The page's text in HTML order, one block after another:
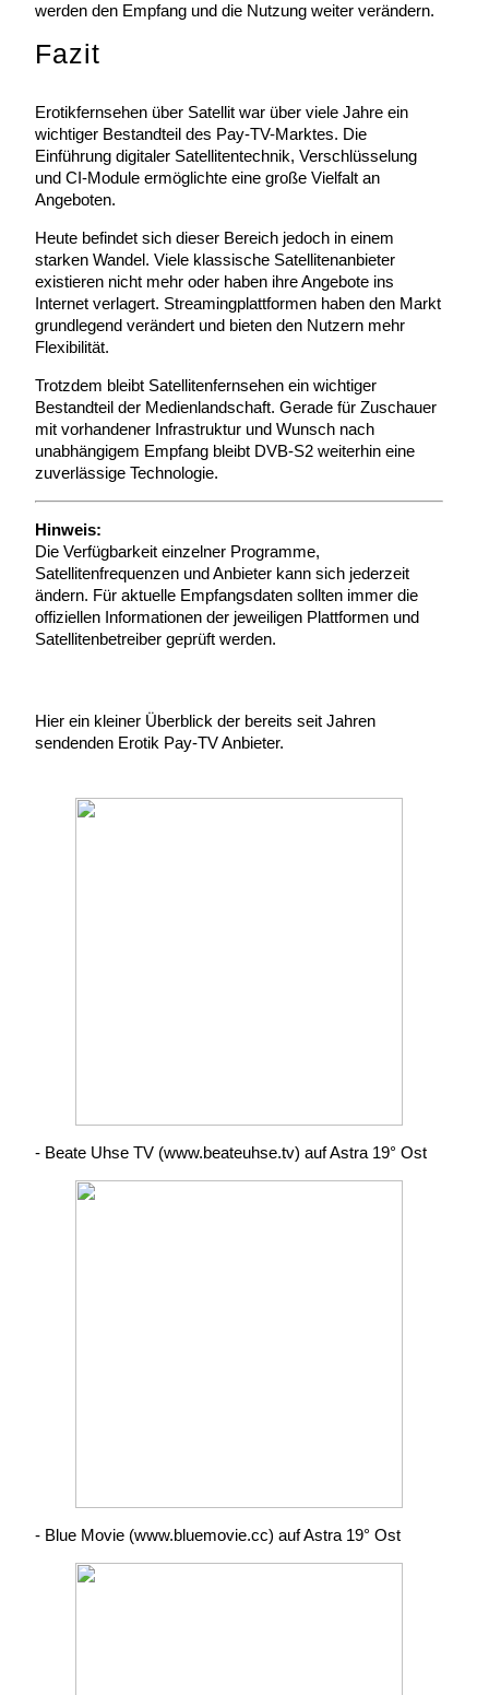
werden den Empfang und die Nutzung weiter verändern.
Fazit
Erotikfernsehen über Satellit war über viele Jahre ein
wichtiger Bestandteil des Pay-TV-Marktes. Die
Einführung digitaler Satellitentechnik, Verschlüsselung
und CI-Module ermöglichte eine große Vielfalt an
Angeboten.
Heute befindet sich dieser Bereich jedoch in einem
starken Wandel. Viele klassische Satellitenanbieter
existieren nicht mehr oder haben ihre Angebote ins
Internet verlagert. Streamingplattformen haben den Markt
grundlegend verändert und bieten den Nutzern mehr
Flexibilität.
Trotzdem bleibt Satellitenfernsehen ein wichtiger
Bestandteil der Medienlandschaft. Gerade für Zuschauer
mit vorhandener Infrastruktur und Wunsch nach
unabhängigem Empfang bleibt DVB-S2 weiterhin eine
zuverlässige Technologie.
Hinweis:
Die Verfügbarkeit einzelner Programme,
Satellitenfrequenzen und Anbieter kann sich jederzeit
ändern. Für aktuelle Empfangsdaten sollten immer die
offiziellen Informationen der jeweiligen Plattformen und
Satellitenbetreiber geprüft werden.
Hier ein kleiner Überblick der bereits seit Jahren
sendenden Erotik Pay-TV Anbieter.
- Beate Uhse TV (www.beateuhse.tv) auf Astra 19° Ost
- Blue Movie (www.bluemovie.cc) auf Astra 19° Ost